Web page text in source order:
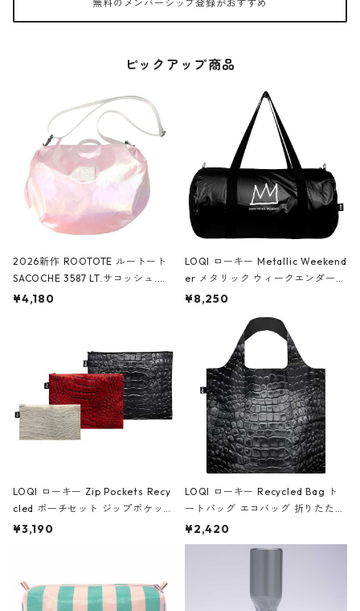
無料のメンバーシップ登録がおすすめ
ピックアップ商品
2026新作 ROOTOTE ルートート
SACOCHE 3587 LT.サコッシュ.ル
ミエ-B ショルダーバッグ グロスピ
¥4,180
LOQI ローキー Metallic Weekend
er メタリック ウィークエンダー
ボストンバッグ ショルダーバッグ
Black ジャン=ミッシェル・バスキ
ア/クラウン ブラック
¥8,250
LOQI ローキー Zip Pockets Recy
cled ポーチセット ジップポケット
ファスナーポーチ 撥水加工 トラベ
ーガンディー、オフホワイト
¥3,190
LOQI ローキー Recycled Bag ト
ートバッグ エコバッグ 折りたたみ
大きめ 撥水加工 収納ポーチ CRO
CODILE/Black クロコダイル/ブラ
¥2,420